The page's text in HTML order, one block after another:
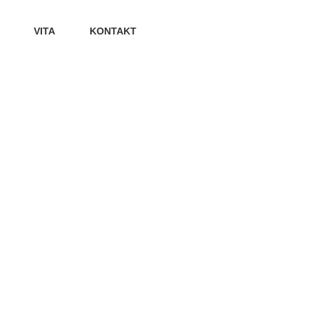
VITA KONTAKT